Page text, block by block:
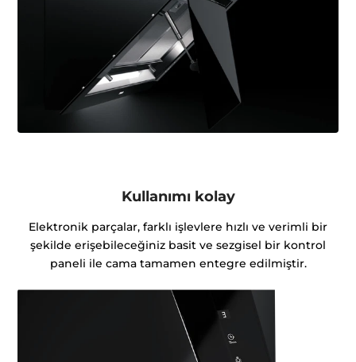
Kullanımı kolay
Elektronik parçalar, farklı işlevlere hızlı ve verimli bir
şekilde erişebileceğiniz basit ve sezgisel bir kontrol
paneli ile cama tamamen entegre edilmiştir.